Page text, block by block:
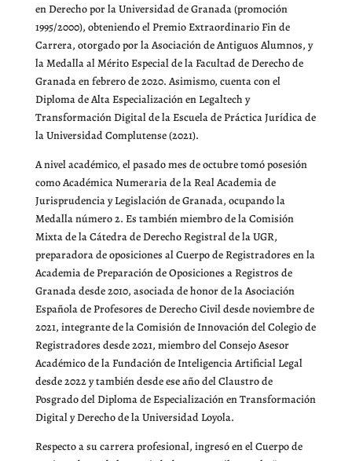
en Derecho por la Universidad de Granada (promoción
1995/2000), obteniendo el Premio Extraordinario Fin de
Carrera, otorgado por la Asociación de Antiguos Alumnos, y
la Medalla al Mérito Especial de la Facultad de Derecho de
Granada en febrero de 2020. Asimismo, cuenta con el
Diploma de Alta Especialización en Legaltech y
Transformación Digital de la Escuela de Práctica Jurídica de
la Universidad Complutense (2021).
A nivel académico, el pasado mes de octubre tomó posesión
como Académica Numeraria de la Real Academia de
Jurisprudencia y Legislación de Granada, ocupando la
Medalla número 2. Es también miembro de la Comisión
Mixta de la Cátedra de Derecho Registral de la UGR,
preparadora de oposiciones al Cuerpo de Registradores en la
Academia de Preparación de Oposiciones a Registros de
Granada desde 2010, asociada de honor de la Asociación
Española de Profesores de Derecho Civil desde noviembre de
2021, integrante de la Comisión de Innovación del Colegio de
Registradores desde 2021, miembro del Consejo Asesor
Académico de la Fundación de Inteligencia Artificial Legal
desde 2022 y también desde ese año del Claustro de
Posgrado del Diploma de Especialización en Transformación
Digital y Derecho de la Universidad Loyola.
Respecto a su carrera profesional, ingresó en el Cuerpo de